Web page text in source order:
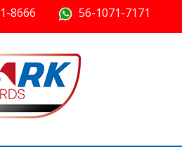
8666 56-1071-7171